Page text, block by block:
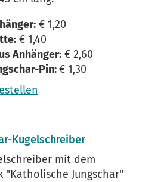
€ 1,20
€ 1,40
Anhänger: € 2,60
Pin:€ 1,30
Kugelschreiber
mit dem
"Katholische Jungschar"